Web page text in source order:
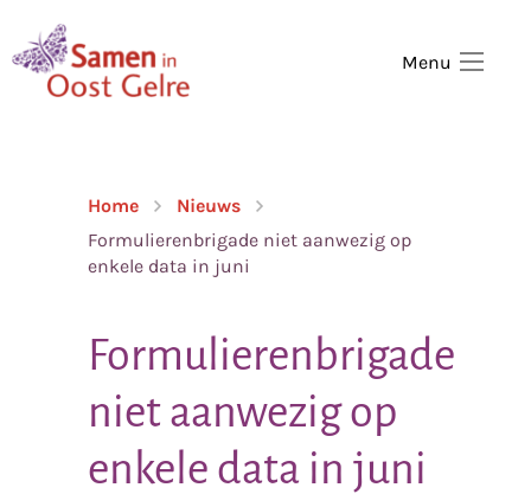
Menu
Home
Nieuws
Formulierenbrigade niet aanwezig op
enkele data in juni
Formulierenbrigade
niet aanwezig op
enkele data in juni